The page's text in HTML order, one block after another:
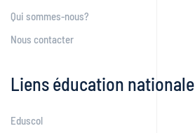
Qui sommes-nous?
Nous contacter
Liens éducation nationale
Eduscol